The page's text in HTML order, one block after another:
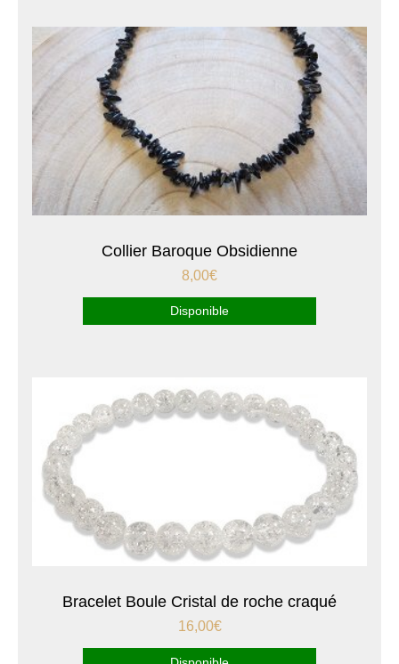
Collier Baroque Obsidienne
8,00€
Disponible
Bracelet Boule Cristal de roche craqué
16,00€